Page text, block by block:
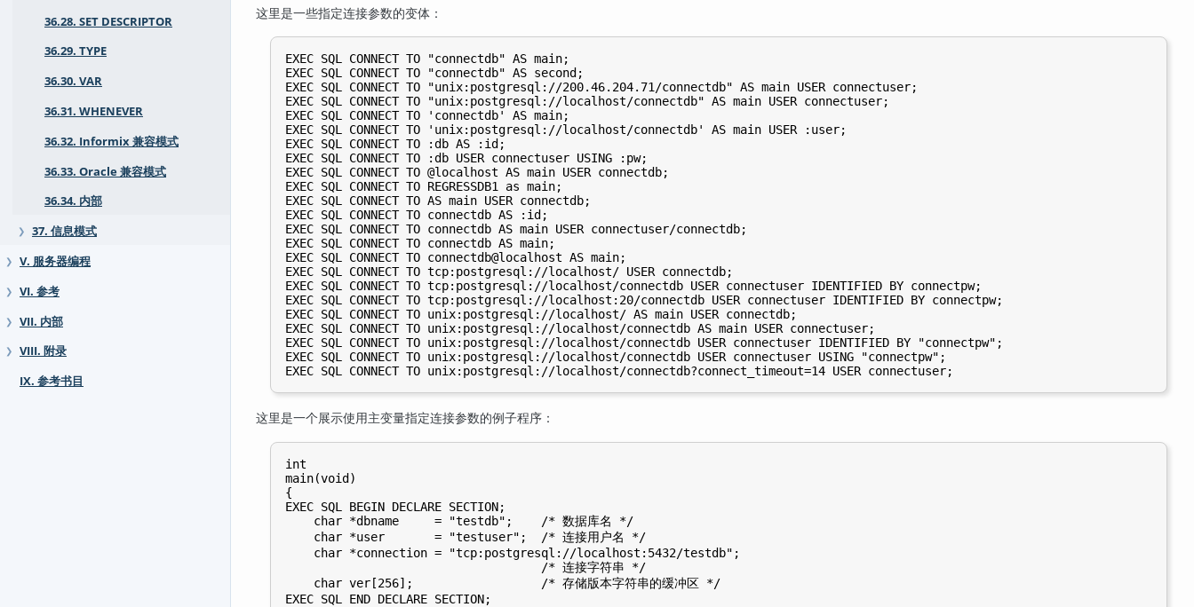
36.28. SET DESCRIPTOR
36.29. TYPE
36.30. VAR
36.31. WHENEVER
36.32. Informix 兼容模式
36.33. Oracle 兼容模式
36.34. 内部
❯ 37. 信息模式
❯ V. 服务器编程
❯ VI. 参考
❯ VII. 内部
❯
VIII. 附录
IX. 参考书目
这里是一些指定连接参数的变体：
EXEC SQL CONNECT TO "connectdb" AS main;
EXEC SQL CONNECT TO "connectdb" AS second;
EXEC SQL CONNECT TO "unix:postgresql://200.46.204.71/connectdb" AS main USER connectuser;
EXEC SQL CONNECT TO "unix:postgresql://localhost/connectdb" AS main USER connectuser;
EXEC SQL CONNECT TO 'connectdb' AS main;
EXEC SQL CONNECT TO 'unix:postgresql://localhost/connectdb' AS main USER :user;
EXEC SQL CONNECT TO :db AS :id;
EXEC SQL CONNECT TO :db USER connectuser USING :pw;
EXEC SQL CONNECT TO @localhost AS main USER connectdb;
EXEC SQL CONNECT TO REGRESSDB1 as main;
EXEC SQL CONNECT TO AS main USER connectdb;
EXEC SQL CONNECT TO connectdb AS :id;
EXEC SQL CONNECT TO connectdb AS main USER connectuser/connectdb;
EXEC SQL CONNECT TO connectdb AS main;
EXEC SQL CONNECT TO connectdb@localhost AS main;
EXEC SQL CONNECT TO tcp:postgresql://localhost/ USER connectdb;
EXEC SQL CONNECT TO tcp:postgresql://localhost/connectdb USER connectuser IDENTIFIED BY connectpw;
EXEC SQL CONNECT TO tcp:postgresql://localhost:20/connectdb USER connectuser IDENTIFIED BY connectpw;
EXEC SQL CONNECT TO unix:postgresql://localhost/ AS main USER connectdb;
EXEC SQL CONNECT TO unix:postgresql://localhost/connectdb AS main USER connectuser;
EXEC SQL CONNECT TO unix:postgresql://localhost/connectdb USER connectuser IDENTIFIED BY "connectpw";
EXEC SQL CONNECT TO unix:postgresql://localhost/connectdb USER connectuser USING "connectpw";
这里是一个展示使用主变量指定连接参数的例子程序：
int
main(void)
{
EXEC SQL BEGIN DECLARE SECTION;
    char *dbname     = "testdb";    /* 数据库名 */
    char *user       = "testuser";  /* 连接用户名 */
    char *connection = "tcp:postgresql://localhost:5432/testdb";
                                    /* 连接字符串 */
    char ver[256];                  /* 存储版本字符串的缓冲区 */
EXEC SQL END DECLARE SECTION;